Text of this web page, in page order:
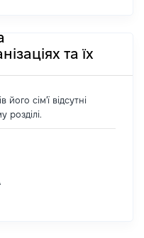
та їх
сім'ї відсутні
розділі.